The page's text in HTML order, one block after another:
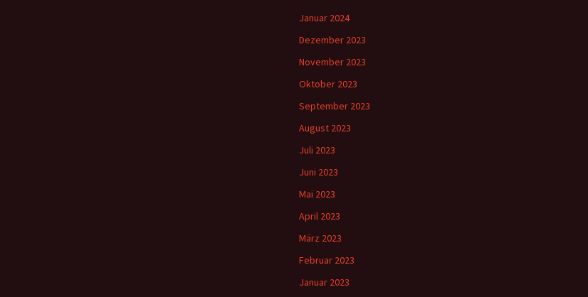
Januar 2024
Dezember 2023
November 2023
Oktober 2023
September 2023
August 2023
Juli 2023
Juni 2023
Mai 2023
April 2023
März 2023
Februar 2023
Januar 2023